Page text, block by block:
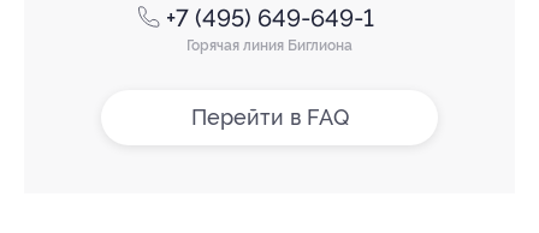
+7 (495) 649-649-1
Горячая линия Биглиона
Перейти в FAQ